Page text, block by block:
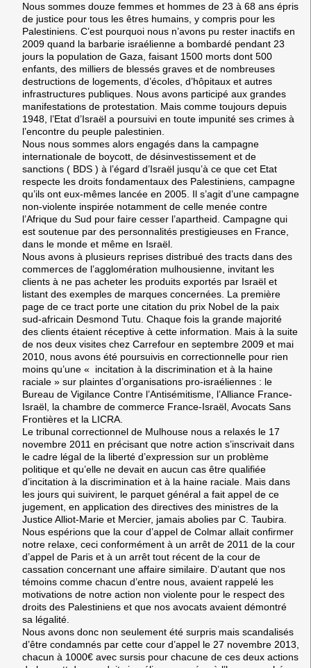
Nous sommes douze femmes et hommes de 23 à 68 ans épris
de justice pour tous les êtres humains, y compris pour les
Palestiniens. C’est pourquoi nous n’avons pu rester inactifs en
2009 quand la barbarie israélienne a bombardé pendant 23
jours la population de Gaza, faisant 1500 morts dont 500
enfants, des milliers de blessés graves et de nombreuses
destructions de logements, d’écoles, d’hôpitaux et autres
infrastructures publiques. Nous avons participé aux grandes
manifestations de protestation. Mais comme toujours depuis
1948, l’Etat d’Israël a poursuivi en toute impunité ses crimes à
l’encontre du peuple palestinien.
Nous nous sommes alors engagés dans la campagne
internationale de boycott, de désinvestissement et de
sanctions ( BDS ) à l’égard d’Israël jusqu’à ce que cet Etat
respecte les droits fondamentaux des Palestiniens, campagne
qu’ils ont eux-mêmes lancée en 2005. Il s’agit d’une campagne
non-violente inspirée notamment de celle menée contre
l’Afrique du Sud pour faire cesser l’apartheid. Campagne qui
est soutenue par des personnalités prestigieuses en France,
dans le monde et même en Israël.
Nous avons à plusieurs reprises distribué des tracts dans des
commerces de l’agglomération mulhousienne, invitant les
clients à ne pas acheter les produits exportés par Israël et
listant des exemples de marques concernées. La première
page de ce tract porte une citation du prix Nobel de la paix
sud-africain Desmond Tutu. Chaque fois la grande majorité
des clients étaient réceptive à cette information. Mais à la suite
de nos deux visites chez Carrefour en septembre 2009 et mai
2010, nous avons été poursuivis en correctionnelle pour rien
moins qu’une « incitation à la discrimination et à la haine
raciale » sur plaintes d’organisations pro-israéliennes : le
Bureau de Vigilance Contre l’Antisémitisme, l’Alliance France-
Israël, la chambre de commerce France-Israël, Avocats Sans
Frontières et la LICRA.
Le tribunal correctionnel de Mulhouse nous a relaxés le 17
novembre 2011 en précisant que notre action s’inscrivait dans
le cadre légal de la liberté d’expression sur un problème
politique et qu’elle ne devait en aucun cas être qualifiée
d’incitation à la discrimination et à la haine raciale. Mais dans
les jours qui suivirent, le parquet général a fait appel de ce
jugement, en application des directives des ministres de la
Justice Alliot-Marie et Mercier, jamais abolies par C. Taubira.
Nous espérions que la cour d’appel de Colmar allait confirmer
notre relaxe, ceci conformément à un arrêt de 2011 de la cour
d’appel de Paris et à un arrêt tout récent de la cour de
cassation concernant une affaire similaire. D’autant que nos
témoins comme chacun d’entre nous, avaient rappelé les
motivations de notre action non violente pour le respect des
droits des Palestiniens et que nos avocats avaient démontré
sa légalité.
Nous avons donc non seulement été surpris mais scandalisés
d’être condamnés par cette cour d’appel le 27 novembre 2013,
chacun à 1000€ avec sursis pour chacune de ces deux actions